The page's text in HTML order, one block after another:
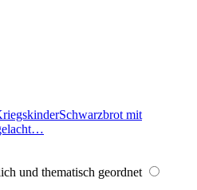
Schwarzbrot mit
und thematisch geordnet